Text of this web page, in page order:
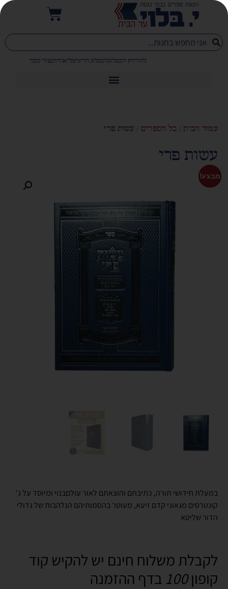
להורדת הקטלוגלקטלוג הדיגיטליאודותצור קשר
עמוד הבית/ כל הספרים / עשות פרי
עשות פרי
מבצע!
במעלת חידושי תורה, כתיבתם והוצאתם לאור עולםבנוי ומיוסד על ג'
קונטרסים מגאוני קדם זיעא, מעוטר בהסמותיהם הנלהבות של גדולי
הדור שליטא
לקבלת משלוח חינם יש להקיש קוד
קופון100 בדף ההזמנה